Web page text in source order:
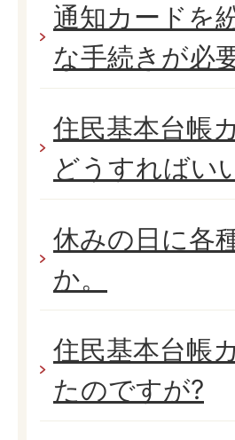
通知カードを
な手続きが必
住民基本台帳
どうすればい
休みの日に各
か。
住民基本台帳
たのですが?